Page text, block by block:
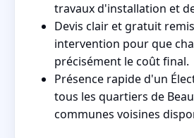
travaux d'installation et
Devis clair et gratuit
intervention pour que
précisément le coût final.
Présence rapide d'un
tous les quartiers de
communes voisines